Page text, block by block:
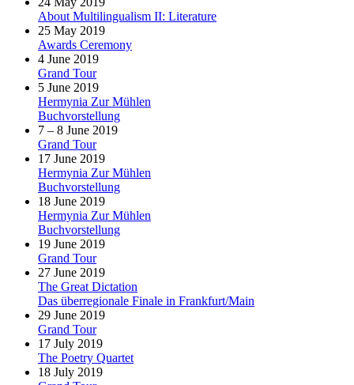
About Multilingualism II: Literature
25 May 2019
Awards Ceremony
4 June 2019
Grand Tour
5 June 2019
Hermynia Zur Mühlen
Buchvorstellung
7 – 8 June 2019
Grand Tour
17 June 2019
Hermynia Zur Mühlen
Buchvorstellung
18 June 2019
Hermynia Zur Mühlen
Buchvorstellung
19 June 2019
Grand Tour
27 June 2019
The Great Dictation
Das überregionale Finale in Frankfurt/Main
29 June 2019
Grand Tour
17 July 2019
The Poetry Quartet
18 July 2019